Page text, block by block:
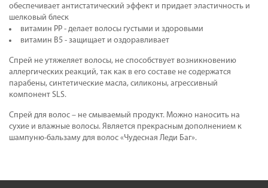
обеспечивает антистатический эффект и придает эластичность и
шелковый блеск
витамин РР - делает волосы густыми и здоровыми
витамин В5 - защищает и оздоравливает
Спрей не утяжеляет волосы, не способствует возникновению
аллергических реакций, так как в его составе не содержатся
парабены, синтетические масла, силиконы, агрессивный
компонент SLS.
Спрей для волос – не смываемый продукт. Можно наносить на
сухие и влажные волосы. Является прекрасным дополнением к
шампуню-бальзаму для волос «Чудесная Леди Баг».